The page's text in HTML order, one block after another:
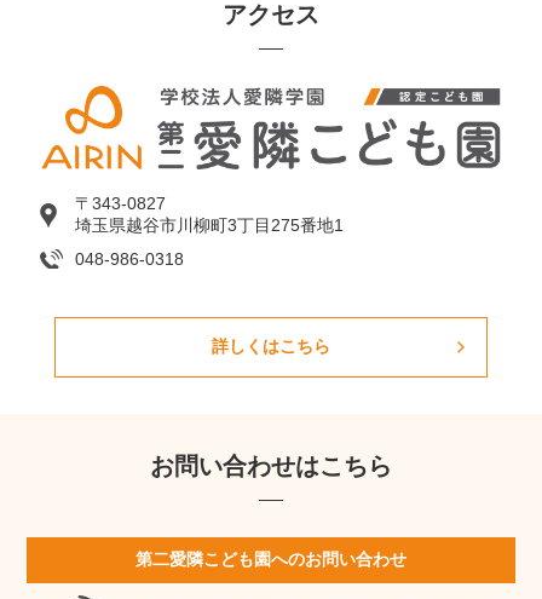
アクセス
〒343-0827
埼玉県越谷市川柳町3丁目275番地1
048-986-0318
詳しくはこちら
お問い合わせはこちら
第二愛隣こども園へのお問い合わせ